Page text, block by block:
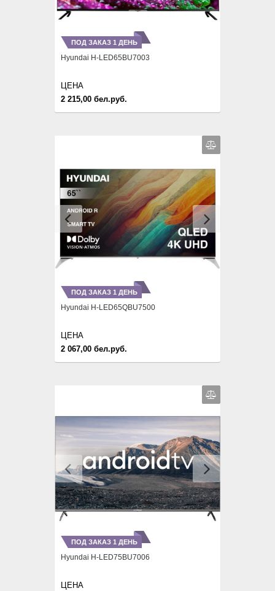
ПОД ЗАКАЗ 1 ДЕНЬ
Hyundai H-LED65BU7003
2 215,00 бел.руб.
ЦЕНА
Previous Next
ПОД ЗАКАЗ 1 ДЕНЬ
Hyundai H-LED65QBU7500
2 067,00 бел.руб.
ЦЕНА
Previous Next
ПОД ЗАКАЗ 1 ДЕНЬ
Hyundai H-LED75BU7006
ЦЕНА